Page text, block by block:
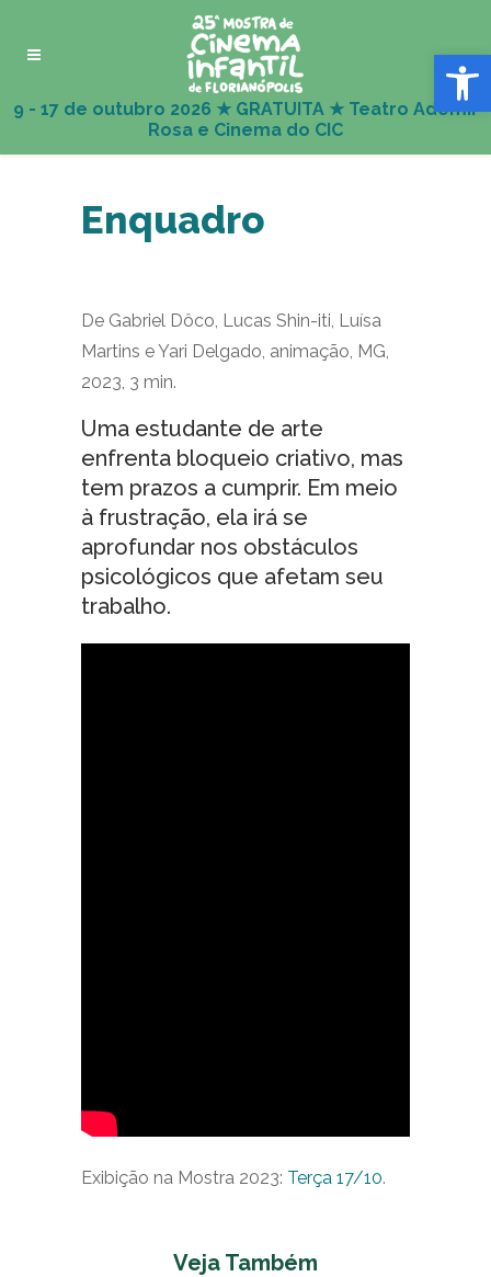
Abrir
Enquadro
De Gabriel Dôco, Lucas Shin-iti, Luísa
Martins e Yari Delgado, animação, MG,
2023, 3 min.
Uma estudante de arte
enfrenta bloqueio criativo, mas
tem prazos a cumprir. Em meio
à frustração, ela irá se
aprofundar nos obstáculos
psicológicos que afetam seu
trabalho.
Exibição na Mostra 2023: Terça 17/10.
Veja Também